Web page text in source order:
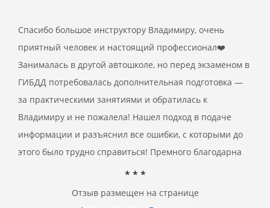
Спасибо большое инструктору Владимиру, очень
приятный человек и настоящий профессионал❤️
Занималась в другой автошколе, но перед экзаменом в
ГИБДД потребовалась дополнительная подготовка —
за практическими занятиями и обратилась к
Владимиру и не пожалела! Нашел подход в подаче
информации и разъяснил все ошибки, с которыми до
этого было трудно справиться! Премного благодарна
* * *
Отзыв размещен на странице